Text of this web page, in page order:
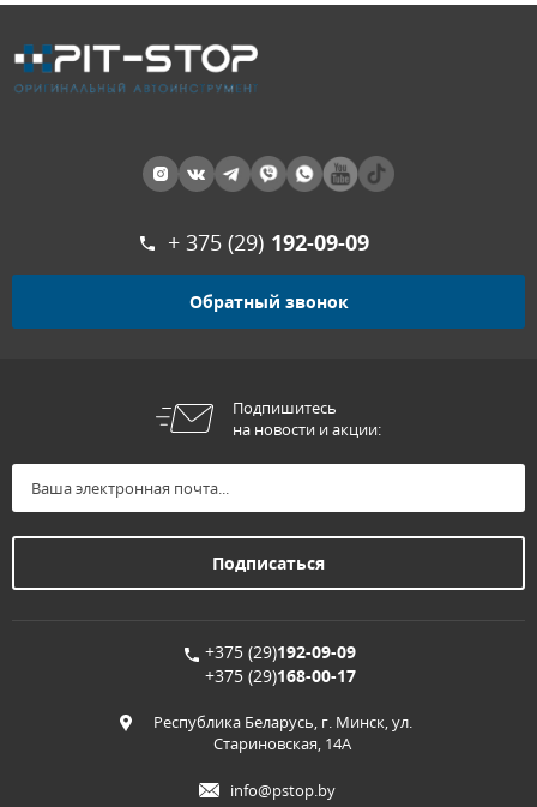
+ 375 (29) 192-09-09
Обратный звонок
Подпишитесь
на новости и акции:
+375 (29)192-09-09
+375 (29)168-00-17
Республика Беларусь, г. Минск, ул.
Стариновская, 14А
info@pstop.by